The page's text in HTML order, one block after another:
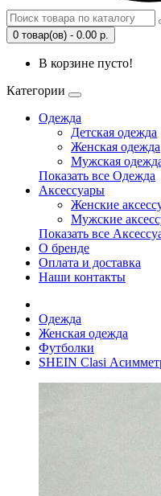
0 товар(ов) - 0.00 р.
В корзине пусто!
Категории
Одежда
Детская одежда
Женская одежда
Мужская
Показать все Одежда
Аксессуары
Женские
Мужские
Показать все
О бренде
Оплата и доставка
Наши контакты
Одежда
Женская одежда
Футболки
SHEIN Clasi